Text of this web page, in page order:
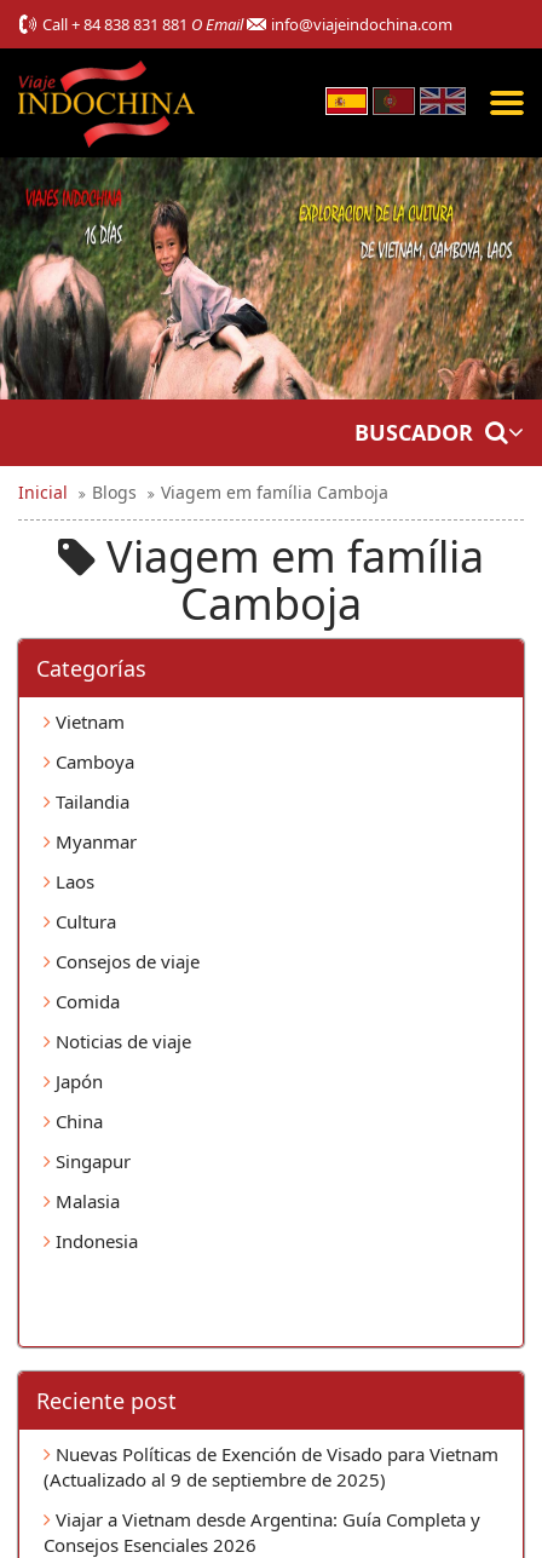
Call+ 84 838 831 881 O Email info@viajeindochina.com
BUSCADOR
Inicial Blogs Viagem em família Camboja
Viagem em família
Camboja
Categorí­as
Vietnam
Camboya
Tailandia
Myanmar
Laos
Cultura
Consejos de viaje
Comida
Noticias de viaje
Japón
China
Singapur
Malasia
Indonesia
Reciente post
Nuevas Políticas de Exención de Visado para Vietnam
(Actualizado al 9 de septiembre de 2025)
Viajar a Vietnam desde Argentina: Guía Completa y
Consejos Esenciales 2026